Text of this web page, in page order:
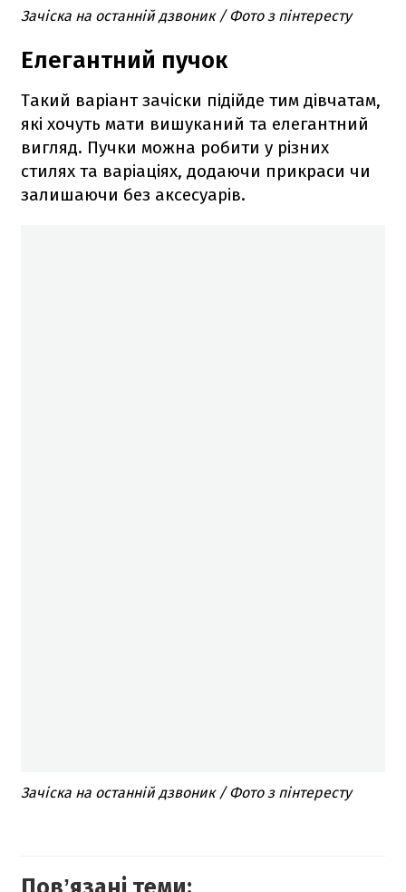
Зачіска на останній дзвоник / Фото з пінтересту
Елегантний пучок
Такий варіант зачіски підійде тим дівчатам,
які хочуть мати вишуканий та елегантний
вигляд. Пучки можна робити у різних
стилях та варіаціях, додаючи прикраси чи
залишаючи без аксесуарів.
Зачіска на останній дзвоник / Фото з пінтересту